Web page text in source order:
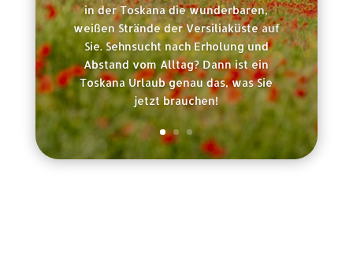
in der Toskana die wunderbaren,
weißen Strände der Versiliaküste auf
Sie. Sehnsucht nach Erholung und
Abstand vom Alltag? Dann ist ein
Toskana Urlaub genau das, was Sie
jetzt brauchen!